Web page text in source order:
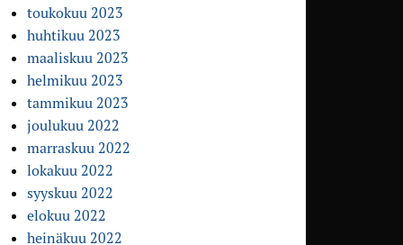
toukokuu 2023
huhtikuu 2023
maaliskuu 2023
helmikuu 2023
tammikuu 2023
joulukuu 2022
marraskuu 2022
lokakuu 2022
syyskuu 2022
elokuu 2022
heinäkuu 2022